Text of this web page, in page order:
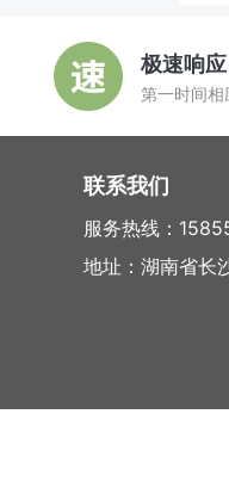
极速响应
第一时间相
联系我们
服务热线：
地址：湖南省长